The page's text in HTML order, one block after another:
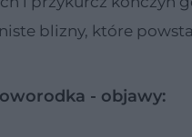
blizny, które
- objawy: